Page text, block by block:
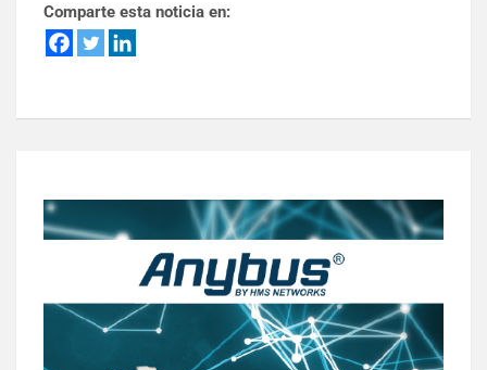
Comparte esta noticia en: